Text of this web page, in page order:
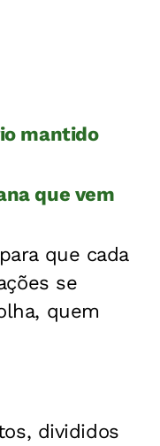
mantido
que vem
que cada
se
quem
divididos